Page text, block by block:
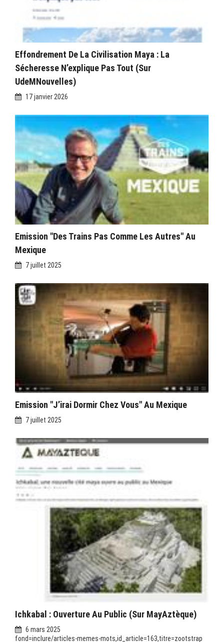
Effondrement De La Civilisation Maya : La
Sécheresse N’explique Pas Tout (sur
UdeMNouvelles)
17 janvier 2026
Emission "Des Trains Pas Comme Les Autres" Au
Mexique
7 juillet 2025
Emission "J’irai Dormir Chez Vous" Au Mexique
7 juillet 2025
Ichkabal : Ouverture Au Public (sur MayAztèque)
6 mars 2025
fond=inclure/articles-memes-mots,id_article=163,titre=zootstrap